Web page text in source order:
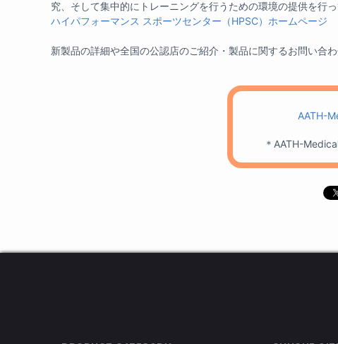
究、そして集中的にトレーニングを行うための環境の提供を行
ハイパフォーマンス スポーツセンター（HPSC）ホームページ
新製品の詳細や全国の公認店のご紹介・製品に関するお問い合
AATH-
＊AATH-